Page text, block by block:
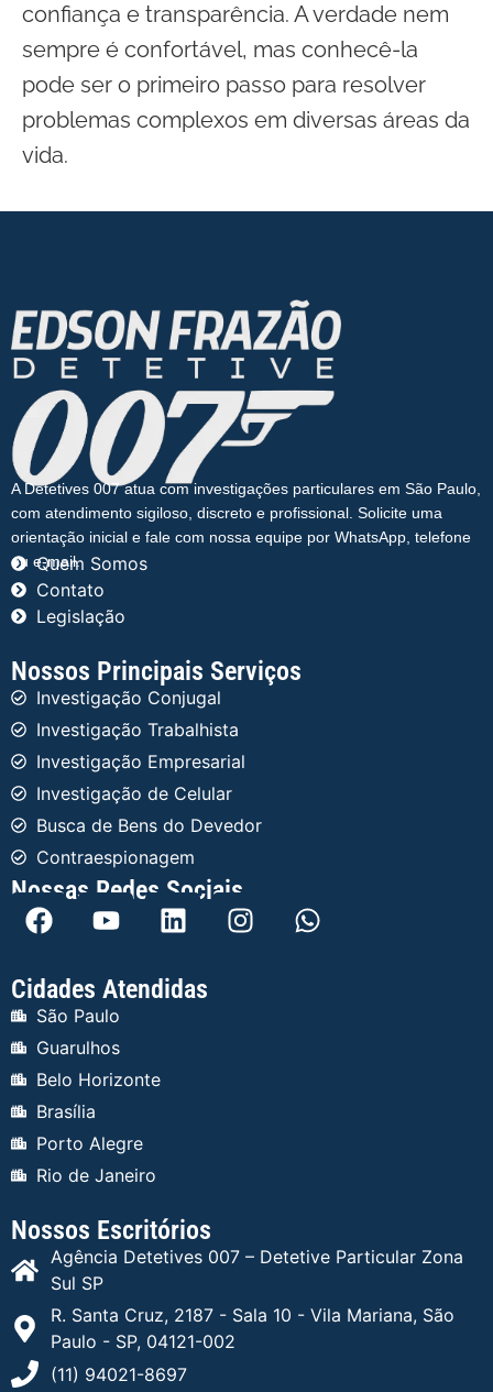
confiança e transparência. A verdade nem
sempre é confortável, mas conhecê-la
pode ser o primeiro passo para resolver
problemas complexos em diversas áreas da
vida.
A Detetives 007 atua com investigações particulares em São Paulo,
com atendimento sigiloso, discreto e profissional. Solicite uma
orientação inicial e fale com nossa equipe por WhatsApp, telefone
ou e-mail.
Quem Somos
Contato
Legislação
Nossos Principais Serviços
Investigação Conjugal
Investigação Trabalhista
Investigação Empresarial
Investigação de Celular
Busca de Bens do Devedor
Contraespionagem
Nossas Redes Sociais
Cidades Atendidas
São Paulo
Guarulhos
Belo Horizonte
Brasília
Porto Alegre
Rio de Janeiro
Nossos Escritórios
Agência Detetives 007 – Detetive Particular Zona
Sul SP
R. Santa Cruz, 2187 - Sala 10 - Vila Mariana, São
Paulo - SP, 04121-002
(11) 94021-8697